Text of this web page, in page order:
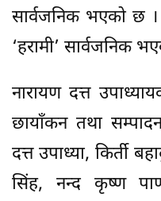
सार्वजनिक भएको छ
‘हरामी’ सार्वजनिक
नारायण दत्त
छायाँकन तथा
दत्त उपाध्या, किर्ती
सिंह, नन्द कृष्ण